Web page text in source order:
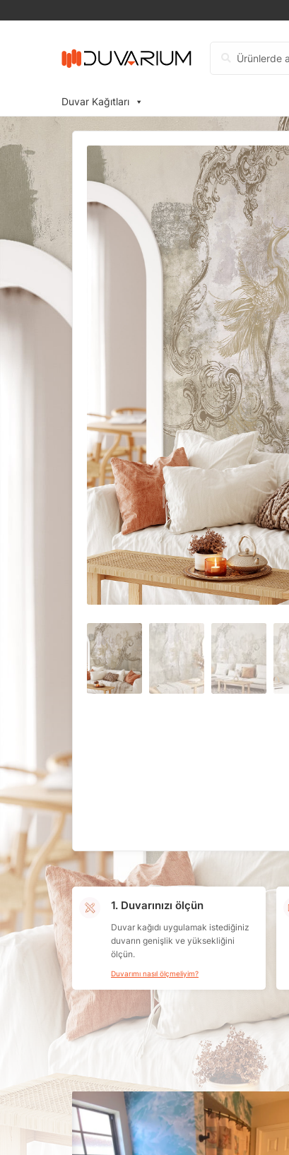
Duvar Kağıtları
1. Duvarınızı ölçün
Duvar kağıdı uygulamak istediğiniz
duvarın genişlik ve yüksekliğini
ölçün.
Duvarımı nasıl ölçmeliyim?